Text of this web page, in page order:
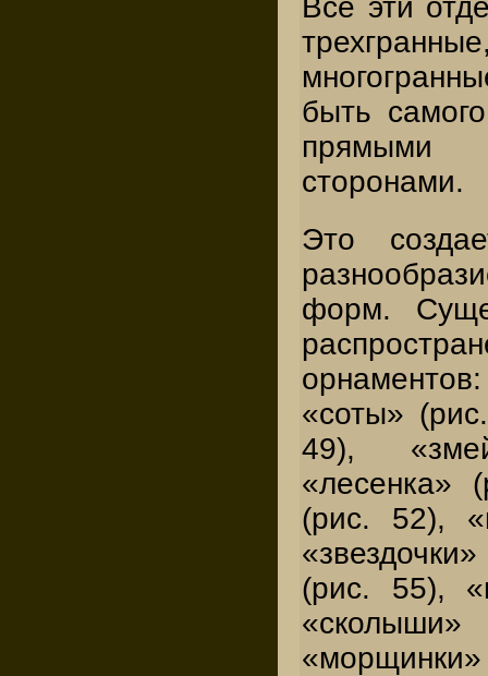
быть
сторонами.
Это
форм.
«соты»
49),
«лесенка»
(рис. 52),
(рис. 55),
«морщинки»